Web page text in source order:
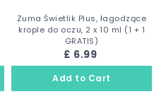
Zuma Świetlik Plus, łagodzące
krople do oczu, 2 x 10 ml (1 + 1
GRATIS)
£ 6.99